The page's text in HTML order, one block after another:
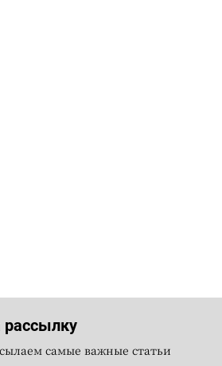
рассылку
самые важные статьи